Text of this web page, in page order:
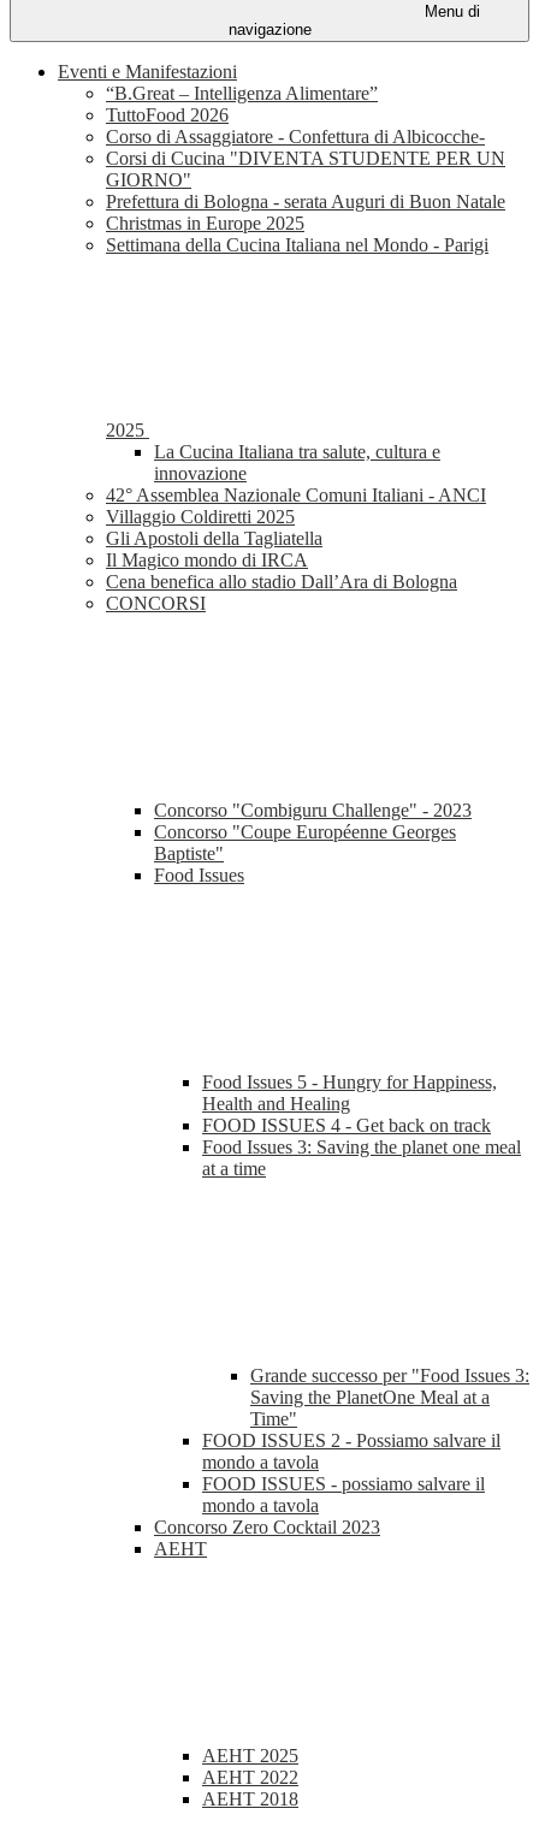
Menu di
navigazione
Eventi e Manifestazioni
“B.Great – Intelligenza Alimentare”
TuttoFood 2026
Corso di Assaggiatore - Confettura di Albicocche-
Corsi di Cucina "DIVENTA STUDENTE PER UN
GIORNO"
Prefettura di Bologna - serata Auguri di Buon Natale
Christmas in Europe 2025
Settimana della Cucina Italiana nel Mondo - Parigi
2025
La Cucina Italiana tra salute, cultura e
innovazione
42° Assemblea Nazionale Comuni Italiani - ANCI
Villaggio Coldiretti 2025
Gli Apostoli della Tagliatella
Il Magico mondo di IRCA
Cena benefica allo stadio Dall’Ara di Bologna
CONCORSI
Concorso "Combiguru Challenge" - 2023
Concorso "Coupe Européenne Georges
Baptiste"
Food Issues
Food Issues 5 - Hungry for Happiness,
Health and Healing
FOOD ISSUES 4 - Get back on track
Food Issues 3: Saving the planet one meal
at a time
Grande successo per "Food Issues 3:
Saving the PlanetOne Meal at a
Time"
FOOD ISSUES 2 - Possiamo salvare il
mondo a tavola
FOOD ISSUES - possiamo salvare il
mondo a tavola
Concorso Zero Cocktail 2023
AEHT
AEHT 2025
AEHT 2022
AEHT 2018